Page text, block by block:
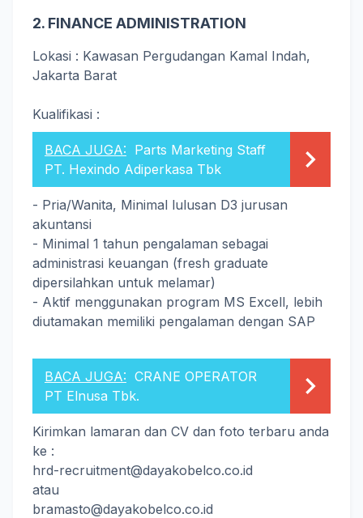
2. FINANCE ADMINISTRATION
Lokasi : Kawasan Pergudangan Kamal Indah,
Jakarta Barat
Kualifikasi :
BACA JUGA: Parts Marketing Staff
PT. Hexindo Adiperkasa Tbk
- Pria/Wanita, Minimal lulusan D3 jurusan
akuntansi
- Minimal 1 tahun pengalaman sebagai
administrasi keuangan (fresh graduate
dipersilahkan untuk melamar)
- Aktif menggunakan program MS Excell, lebih
diutamakan memiliki pengalaman dengan SAP
BACA JUGA: CRANE OPERATOR
PT Elnusa Tbk.
Kirimkan lamaran dan CV dan foto terbaru anda
ke :
hrd-recruitment@dayakobelco.co.id
atau
bramasto@dayakobelco.co.id